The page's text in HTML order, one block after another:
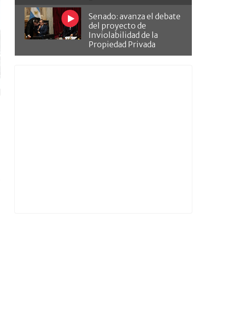
Senado: avanza el debate
del proyecto de
Inviolabilidad de la
Propiedad Privada